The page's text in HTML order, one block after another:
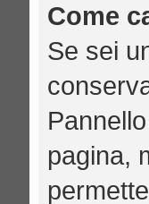
Come
Se sei
pagina,